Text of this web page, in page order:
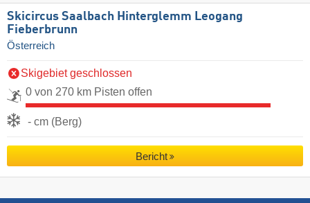
Skicircus Saalbach Hinterglemm Leogang
Fieberbrunn
Österreich
Skigebiet geschlossen
0 von 270 km Pisten offen
- cm (Berg)
Bericht